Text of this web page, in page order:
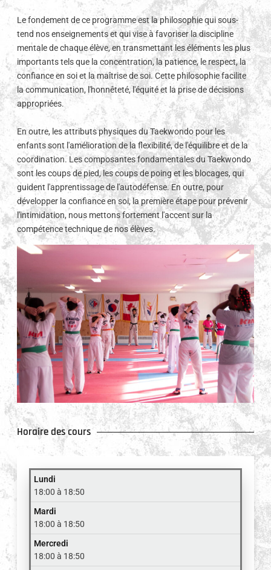
Le fondement de ce programme est la philosophie qui sous-
tend nos enseignements et qui vise à favoriser la discipline
mentale de chaque élève, en transmettant les éléments les plus
importants tels que la concentration, la patience, le respect, la
confiance en soi et la maîtrise de soi. Cette philosophie facilite
la communication, l'honnêteté, l'équité et la prise de décisions
appropriées.
En outre, les attributs physiques du Taekwondo pour les
enfants sont l'amélioration de la flexibilité, de l'équilibre et de la
coordination. Les composantes fondamentales du Taekwondo
sont les coups de pied, les coups de poing et les blocages, qui
guident l'apprentissage de l'autodéfense. En outre, pour
développer la confiance en soi, la première étape pour prévenir
l'intimidation, nous mettons fortement l'accent sur la
compétence technique de nos élèves.
Horaire des cours
Lundi
18:00 à 18:50
Mardi
18:00 à 18:50
Mercredi
18:00 à 18:50